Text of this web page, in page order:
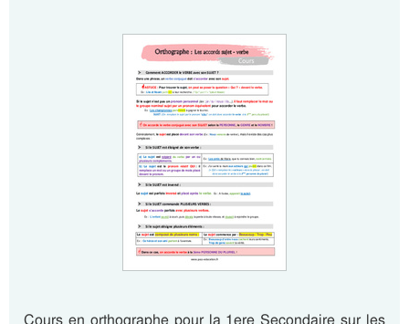
Cours en orthographe pour la 1ere Secondaire sur les